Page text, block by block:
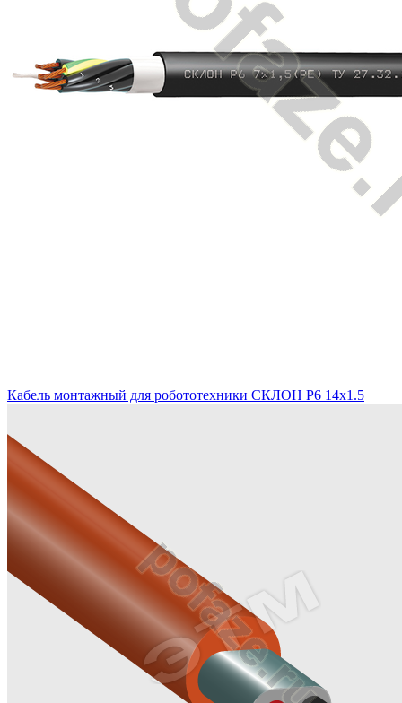
Кабель монтажный для робототехники СКЛОН Р6 14х1.5